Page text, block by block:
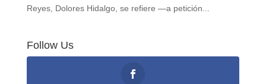
Reyes, Dolores Hidalgo, se refiere —a petición...
Follow Us